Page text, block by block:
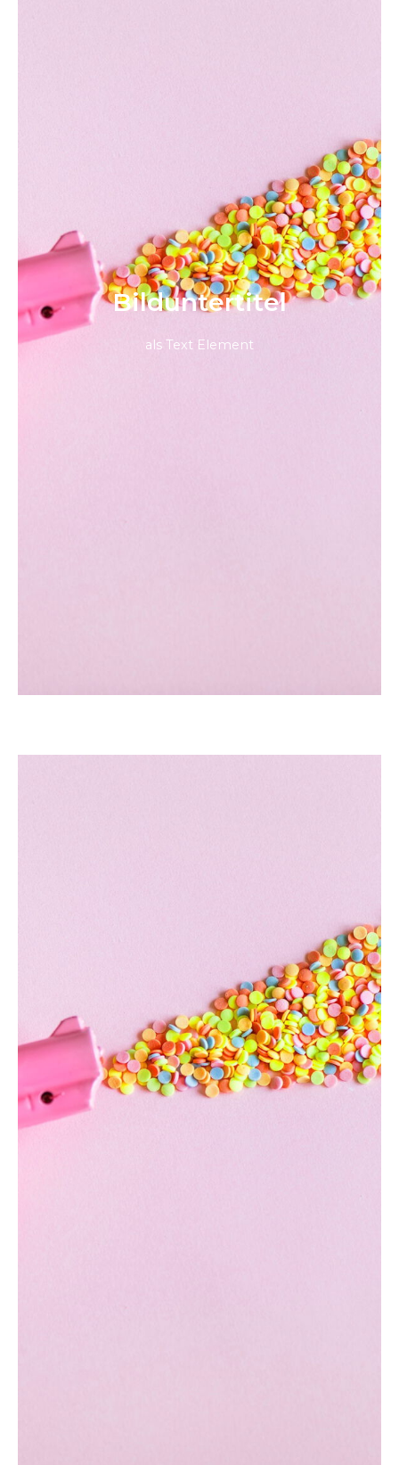
Bild­unter­titel
als Text Element